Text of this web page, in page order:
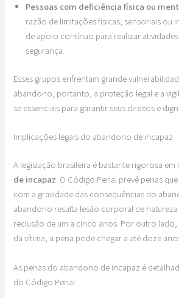
Pessoas com deficiência física ou
razão de limitações físicas, sensoriais ou
de apoio contínuo para realizar
segurança.
Esses grupos enfrentam grande
abandono, portanto, a proteção legal e a
se essenciais para garantir seus direitos e
Implicações legais do abandono de incapaz
A legislação brasileira é bastante rigorosa em
de incapaz. O Código Penal prevê penas
com a gravidade das consequências do
abandono resulta lesão corporal de natureza
reclusão de um a cinco anos. Por outro
da vítima, a pena pode chegar a até doze
As penas do abandono de incapaz é
do Código Penal: